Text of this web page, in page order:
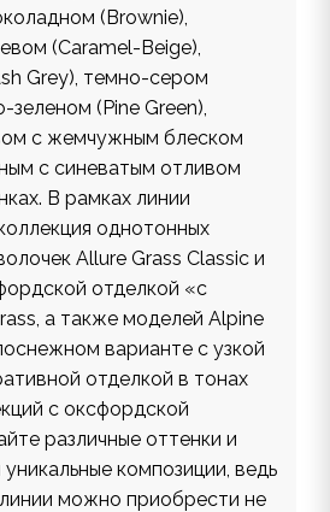
(Brownie),
(Caramel-Beige),
Grey), темно-сером
зеленом (Pine Green),
с жемчужным блеском
c синеватым отливом
В рамках линии
однотонных
Allure Grass Classic и
отделкой «с
а также моделей Alpine
варианте с узкой
отделкой в тонах
с оксфордской
различные оттенки и
композиции, ведь
можно приобрести не